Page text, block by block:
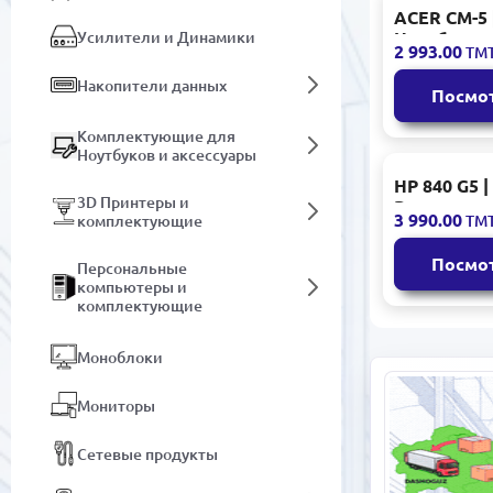
Усилители и Динамики
Накопители данных
Комплектующие для
Ноутбуков и аксессуары
3D Принтеры и
комплектующие
Персональные
компьютеры и
комплектующие
Моноблоки
Мониторы
Сетевые продукты
ACER CM-5
Ноутбук
Intel i5-
ОЗУ 256ГБ
2 993.00
HP 840 G5 |
ноутбук 14"
сенсорный
256ГБ SSD
3 990.00